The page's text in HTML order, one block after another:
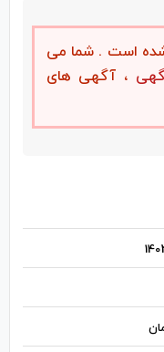
شده است . شما می
، آگهی های